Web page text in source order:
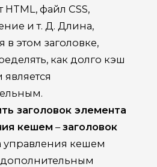
файл CSS,
и т. Д. Длина,
в этом заголовке,
как долго кэш
заголовок элемента
кешем –заголовок
управления кешем
дополнительным